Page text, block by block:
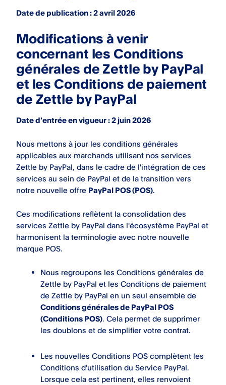
Date de publication : 2 avril 2026
Modifications à venir
concernant les Conditions
générales de Zettle by PayPal
et les Conditions de paiement
de Zettle by PayPal
Date d'entrée en vigueur : 2 juin 2026
Nous mettons à jour les conditions générales
applicables aux marchands utilisant nos services
Zettle by PayPal, dans le cadre de l'intégration de ces
services au sein de PayPal et de la transition vers
notre nouvelle offre PayPal POS (POS).
Ces modifications reflètent la consolidation des
services Zettle by PayPal dans l'écosystème PayPal et
harmonisent la terminologie avec notre nouvelle
marque POS.
Nous regroupons les Conditions générales de
Zettle by PayPal et les Conditions de paiement
de Zettle by PayPal en un seul ensemble de
Conditions générales de PayPal POS
(Conditions POS). Cela permet de supprimer
les doublons et de simplifier votre contrat.
Les nouvelles Conditions POS complètent les
Conditions d'utilisation du Service PayPal.
Lorsque cela est pertinent, elles renvoient